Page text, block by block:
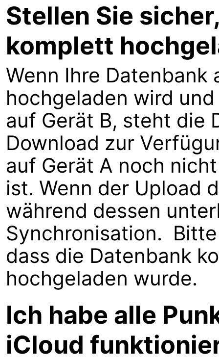
Stellen Sie
komplett
Wenn Ihre Datenbank
hochgeladen wird
auf Gerät B, steht die
Download zur
auf Gerät A noch
ist. Wenn der Upload
während dessen
Synchronisation.
dass die Datenbank
hochgeladen wurde.
Ich habe alle
iCloud